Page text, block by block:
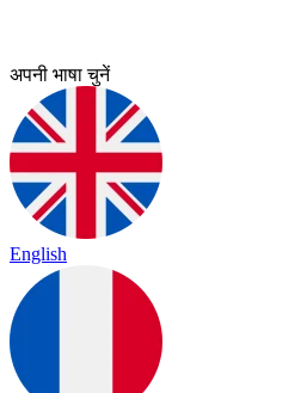
अपनी भाषा चुनें
English